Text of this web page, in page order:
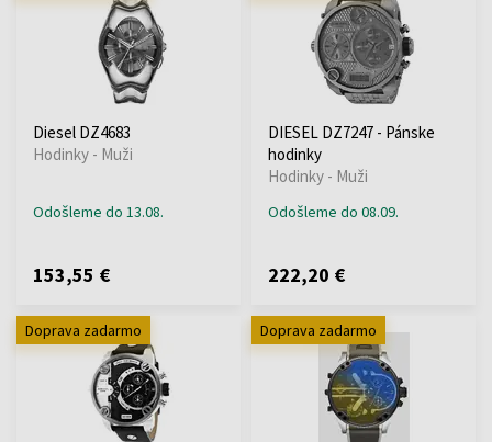
Diesel DZ4683
Hodinky - Muži
Odošleme do 13.08.
153,55 €
DIESEL DZ7247 - Pánske
hodinky
Hodinky - Muži
Odošleme do 08.09.
222,20 €
Doprava zadarmo Doprava zadarmo